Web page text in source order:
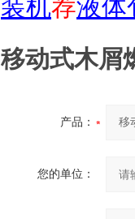
装机荐液体
移动式木屑
产品：
您的单位：